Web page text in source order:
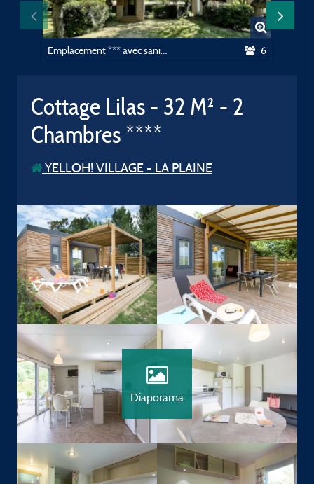
6
Cottage Lilas - 32 M² - 2
Chambres ****
YELLOH! VILLAGE - LA PLAINE
Diaporama